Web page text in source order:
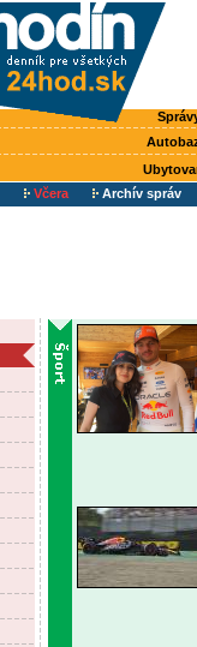
Včera Archív správ